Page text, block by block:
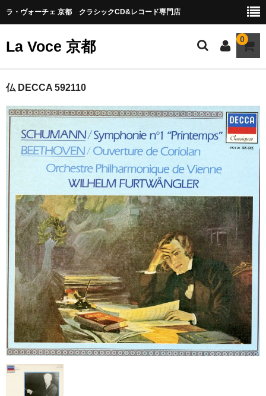
ラ・ヴォーチェ 京都 クラシックCD&レコード専門店
La Voce 京都 0
CATALOG LP
New arrival
交響曲・管弦楽曲
器楽曲
声楽曲
合唱
オペラ
歌曲
古楽曲
PICK UP
仏 DECCA 592110